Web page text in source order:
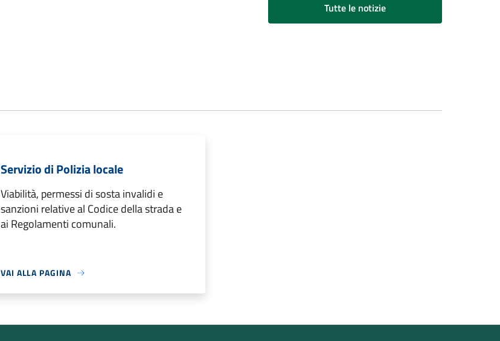
Tutte le notizie
Servizio di Polizia locale
Viabilità, permessi di sosta invalidi e
sanzioni relative al Codice della strada e
ai Regolamenti comunali.
VAI ALLA PAGINA